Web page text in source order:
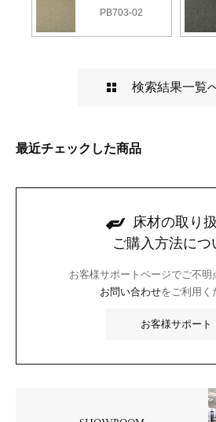
PB703-02
検索結果一覧
最近チェックした商品
床材の取り
ご購入方法につ
お客様サポートページでご不明
お問い合わせをご利用く
お客様サポート